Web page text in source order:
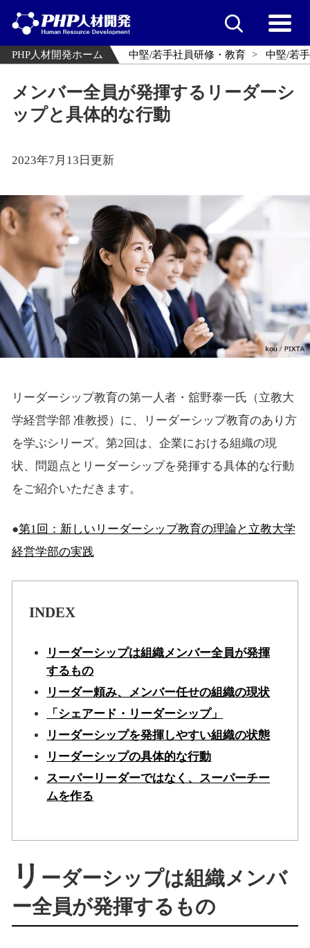
PHP人材開発ホーム 中堅/若手社員研修・教育 中堅/若
メンバー全員が発揮するリーダーシ
ップと具体的な行動
2023年7月13日更新
リーダーシップ教育の第一人者・舘野泰一氏（立教大
学経営学部 准教授）に、リーダーシップ教育のあり方
を学ぶシリーズ。第2回は、企業における組織の現
状、問題点とリーダーシップを発揮する具体的な行動
をご紹介いただきます。
●第1回：新しいリーダーシップ教育の理論と立教大学
経営学部の実践
INDEX
リーダーシップは組織メンバー全員が発揮
するもの
リーダー頼み、メンバー任せの組織の現状
「シェアード・リーダーシップ」
リーダーシップを発揮しやすい組織の状態
リーダーシップの具体的な行動
スーパーリーダーではなく、スーパーチー
ムを作る
リ ーダーシップは組織メンバ
ー全員が発揮するもの